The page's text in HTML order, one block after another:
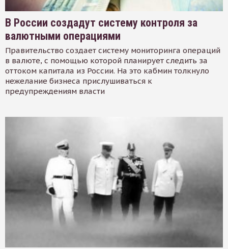
В России создадут систему контроля за
валютными операциями
Правительство создает систему мониторинга операций
в валюте, с помощью которой планирует следить за
оттоком капитала из России. На это кабмин толкнуло
нежелание бизнеса прислушиваться к
предупреждениям власти